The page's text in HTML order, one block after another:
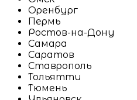
Оренбург
Пермь
Ростов-на-Дону
Самара
Саратов
Ставрополь
Тольятти
Тюмень